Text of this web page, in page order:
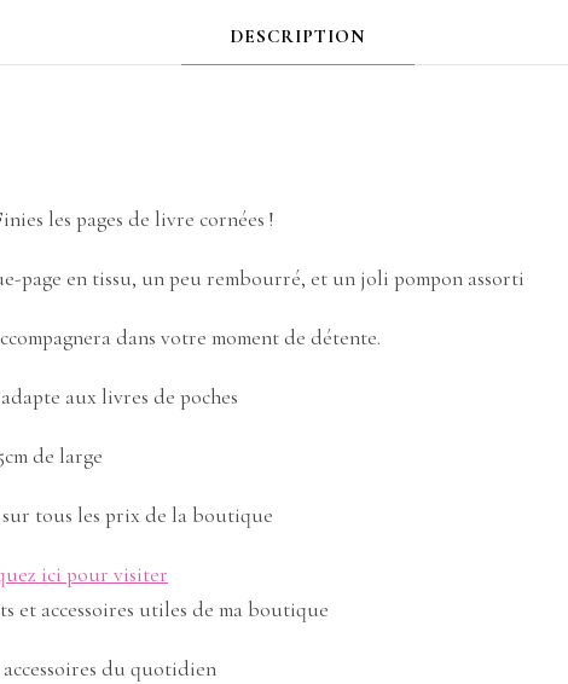
écriture
DESCRIPTION
les pages de livre cornées !
page en tissu, un peu rembourré, et un joli pompon assorti
dans votre moment de détente.
aux livres de poches
de large
tous les prix de la boutique
ici pour visiter
accessoires utiles de ma boutique
du quotidien